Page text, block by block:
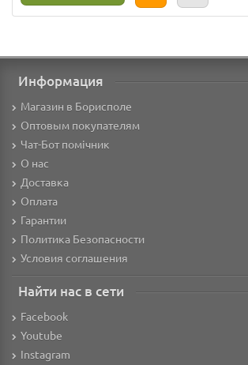
Информация
Магазин в Борисполе
Оптовым покупателям
Чат-Бот помічник
О нас
Доставка
Оплата
Гарантии
Политика Безопасности
Условия соглашения
Найти нас в сети
Facebook
Youtube
Instagram